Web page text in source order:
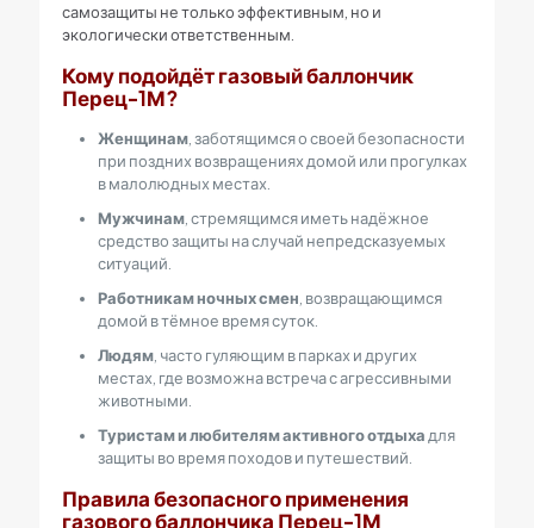
самозащиты не только эффективным, но и
экологически ответственным.
Кому подойдёт газовый баллончик
Перец-1М?
Женщинам, заботящимся о своей безопасности
при поздних возвращениях домой или прогулках
в малолюдных местах.
Мужчинам, стремящимся иметь надёжное
средство защиты на случай непредсказуемых
ситуаций.
Работникам ночных смен , возвращающимся
домой в тёмное время суток.
Людям, часто гуляющим в парках и других
местах, где возможна встреча с агрессивными
животными.
Туристам и любителям активного отдыха для
защиты во время походов и путешествий.
Правила безопасного применения
газового баллончика Перец-1М